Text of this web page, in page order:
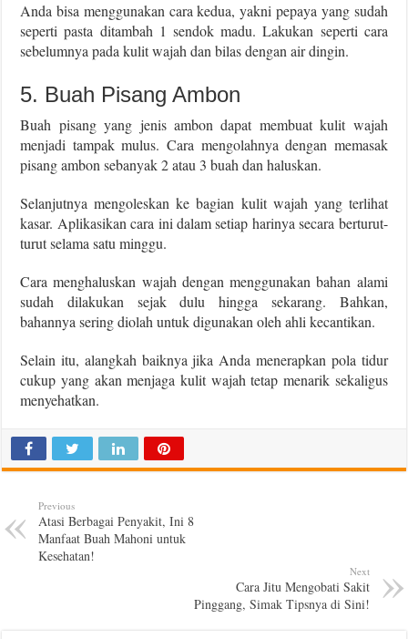
Anda bisa menggunakan cara kedua, yakni pepaya yang sudah
seperti pasta ditambah 1 sendok madu. Lakukan seperti cara
sebelumnya pada kulit wajah dan bilas dengan air dingin.
5. Buah Pisang Ambon
Buah pisang yang jenis ambon dapat membuat kulit wajah
menjadi tampak mulus. Cara mengolahnya dengan memasak
pisang ambon sebanyak 2 atau 3 buah dan haluskan.
Selanjutnya mengoleskan ke bagian kulit wajah yang terlihat
kasar. Aplikasikan cara ini dalam setiap harinya secara berturut-
turut selama satu minggu.
Cara menghaluskan wajah dengan menggunakan bahan alami
sudah dilakukan sejak dulu hingga sekarang. Bahkan,
bahannya sering diolah untuk digunakan oleh ahli kecantikan.
Selain itu, alangkah baiknya jika Anda menerapkan pola tidur
cukup yang akan menjaga kulit wajah tetap menarik sekaligus
menyehatkan.
Previous
Atasi Berbagai Penyakit, Ini 8
Manfaat Buah Mahoni untuk
Kesehatan!
Next
Cara Jitu Mengobati Sakit
Pinggang, Simak Tipsnya di Sini!